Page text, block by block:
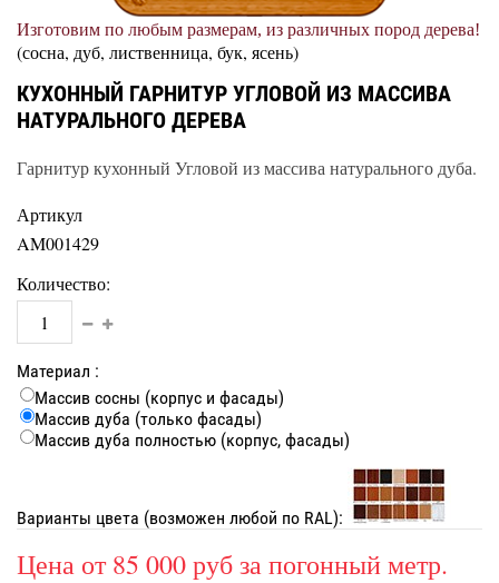
Изготовим по любым размерам, из различных пород дерева!
(сосна, дуб, лиственница, бук, ясень)
КУХОННЫЙ ГАРНИТУР УГЛОВОЙ ИЗ МАССИВА
НАТУРАЛЬНОГО ДЕРЕВА
Гарнитур кухонный Угловой из массива натурального дуба.
Артикул
AM001429
Количество:
Материал :
Массив сосны (корпус и фасады)
Массив дуба (только фасады)
Массив дуба полностью (корпус, фасады)
Варианты цвета (возможен любой по RAL):
Цена от85 000 рубза погонный метр.